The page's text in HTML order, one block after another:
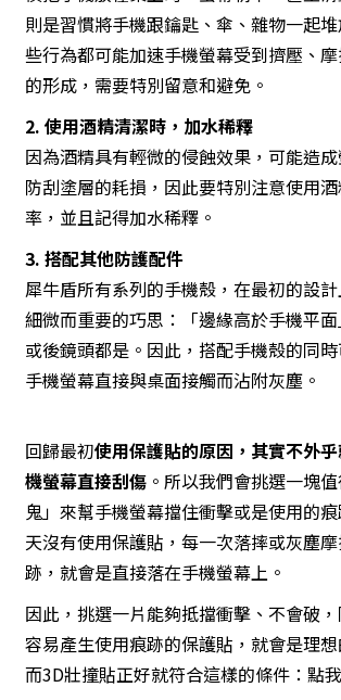
則是習慣將手機跟鑰匙、傘、雜物一起
些行為都可能加速手機螢幕受到擠壓、
的形成，需要特別留意和避免。
2. 使用酒精清潔時，加水稀釋
因為酒精具有輕微的侵蝕效果，可能造
防刮塗層的耗損，因此要特別注意使用
率，並且記得加水稀釋。
3. 搭配其他防護配件
犀牛盾所有系列的手機殼，在最初的設
細微而重要的巧思：「邊緣高於手機平
或後鏡頭都是。因此，搭配手機殼的同
手機螢幕直接與桌面接觸而沾附灰塵。
回歸最初使用保護貼的原因，其實不外
機螢幕直接刮傷。所以我們會挑選一塊
鬼」來幫手機螢幕擋住衝擊或是使用的
天沒有使用保護貼，每一次落摔或灰塵
跡，就會是直接落在手機螢幕上。
因此，挑選一片能夠抵擋衝擊、不會破
容易產生使用痕跡的保護貼，就會是理想
而3D壯撞貼正好就符合這樣的條件： 點